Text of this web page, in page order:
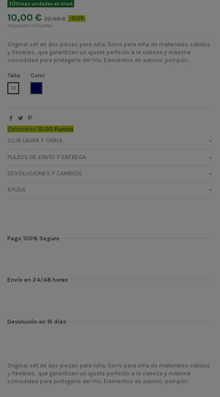
Últimas unidades en stock
10,00 € 22,99 € -56,5%
Impuestos incluidos
Original set de dos piezas para niña. Gorro para niña de materiales cálidos
y flexibles, que garantizan un ajuste perfecto a la cabeza y máxima
comodidad para protegerle del frío. Elementos de adorno: pompón.
Talla
10
Color
Obtendrás 10.00 Puntos
CLUB LAURA Y CARLA
PLAZOS DE ENVÍO Y ENTREGA
DEVOLUCIONES Y CAMBIOS
AYUDA
Pago 100% Seguro
Envío en 24/48 horas
Devolución en 15 días
Original set de dos piezas para niña. Gorro para niña de materiales cálidos
y flexibles, que garantizan un ajuste perfecto a la cabeza y máxima
comodidad para protegerle del frío. Elementos de adorno: pompón.